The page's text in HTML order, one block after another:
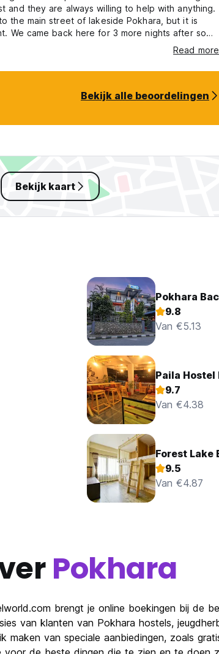
and they are always willing to help with anything.
the main street of lakeside Pokhara, but it is
We came back here for 3 more nights after some
home after a holiday. It's not a suprise IRead more
Bekijk alle beoordelingen
Bekijk kaart
Pokhara
9.8
Van €5.13
Paila Hostel
9.7
Van €4.38
Forest Lake
9.5
Van €4.87
Pokhara
brengt je online boekingen bij de
van klanten van Pokhara hostels,
maken van speciale aanbiedingen, zoals